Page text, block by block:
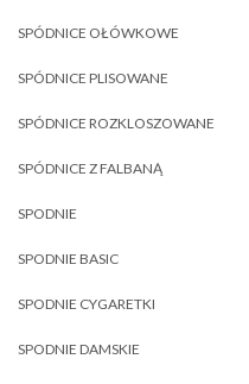
SPÓDNICE OŁÓWKOWE
SPÓDNICE PLISOWANE
SPÓDNICE ROZKLOSZOWANE
SPÓDNICE Z FALBANĄ
SPODNIE
SPODNIE BASIC
SPODNIE CYGARETKI
SPODNIE DAMSKIE